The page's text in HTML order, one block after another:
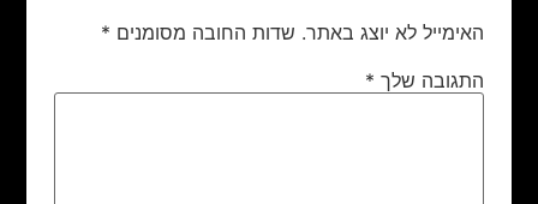
האימייל לא יוצג באתר. שדות החובה מסומנים *
התגובה שלך *